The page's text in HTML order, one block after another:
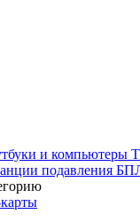
и компьютеры
подавления